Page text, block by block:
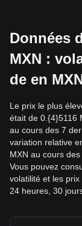
Données
MXN :
de en
Le prix le plus
était de 0.{4}5116
au cours des 7
variation relative
MXN au cours
Vous pouvez
volatilité et les
24 heures, 30